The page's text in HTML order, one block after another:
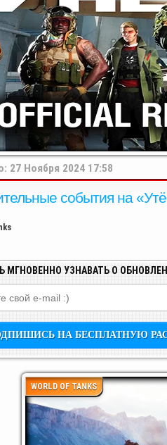
27 Ноября 2024 17:58
события на
МГНОВЕННО УЗНАВАТЬ О
WORLD OF TANKS